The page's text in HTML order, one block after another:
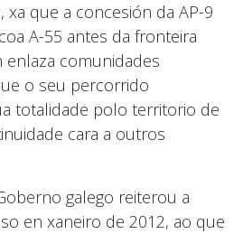
xa que a concesión da AP-9
A-55 antes da fronteira
comunidades
o seu percorrido
totalidade polo territorio de
cara a outros
galego reiterou a
en xaneiro de 2012, ao que